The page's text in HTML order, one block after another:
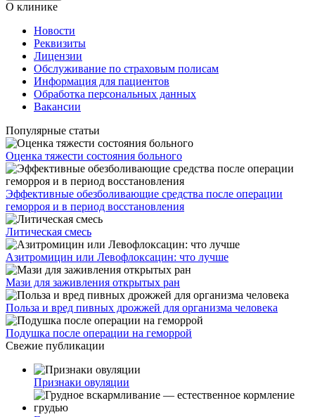
О клинике
Новости
Реквизиты
Лицензии
Обслуживание по страховым полисам
Информация для пациентов
Обработка персональных данных
Вакансии
Популярные статьи
Оценка тяжести состояния больного
Эффективные обезболивающие средства после операции
геморроя и в период восстановления
Литическая смесь
Азитромицин или Левофлоксацин: что лучше
Мази для заживления открытых ран
Польза и вред пивных дрожжей для организма человека
Подушка после операции на геморрой
Свежие публикации
Признаки овуляции